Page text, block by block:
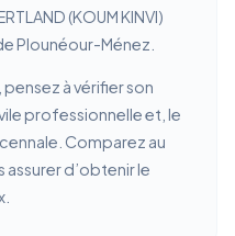
(KOUM KINVI)
Plounéour-Ménez.
à vérifier son
professionnelle et, le
Comparez au
assurer d’obtenir le